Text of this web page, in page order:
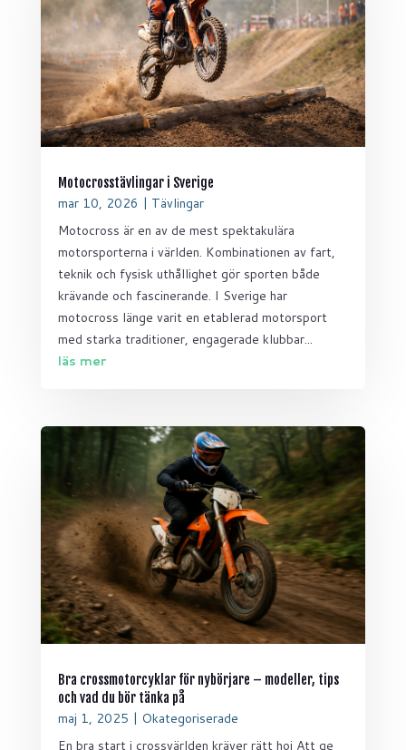
Motocrosstävlingar i Sverige
mar 10, 2026 | Tävlingar
Motocross är en av de mest spektakulära
motorsporterna i världen. Kombinationen av fart,
teknik och fysisk uthållighet gör sporten både
krävande och fascinerande. I Sverige har
motocross länge varit en etablerad motorsport
med starka traditioner, engagerade klubbar...
läs mer
Bra crossmotorcyklar för nybörjare – modeller, tips
och vad du bör tänka på
maj 1, 2025 | Okategoriserade
En bra start i crossvärlden kräver rätt hoj Att ge